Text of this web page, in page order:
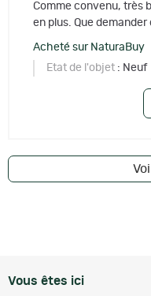
Comme convenu, très
en plus. Que demander
Acheté sur NaturaBuy
Etat de l'objet : Neuf
Vous êtes ici